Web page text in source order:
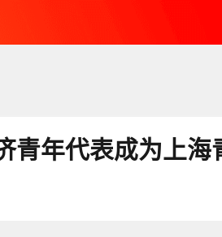
青年代表成为上海